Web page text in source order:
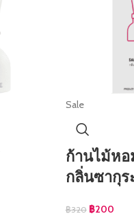
Sale
ก้านไม้ห
กลิ่นซากุร
฿320 ฿200